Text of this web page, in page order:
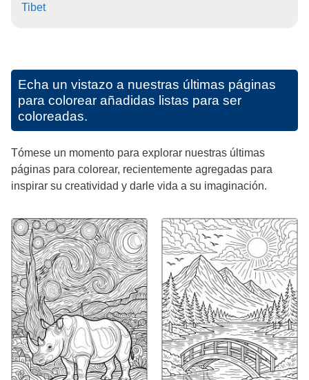
Tibet
Echa un vistazo a nuestras últimas páginas
para colorear añadidas listas para ser
coloreadas.
Tómese un momento para explorar nuestras últimas
páginas para colorear, recientemente agregadas para
inspirar su creatividad y darle vida a su imaginación.